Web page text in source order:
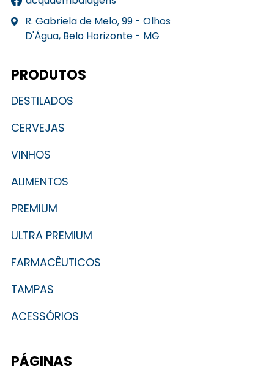
R. Gabriela de Melo, 99 - Olhos
D'Água, Belo Horizonte - MG
PRODUTOS
DESTILADOS
CERVEJAS
VINHOS
ALIMENTOS
PREMIUM
ULTRA PREMIUM
FARMACÊUTICOS
TAMPAS
ACESSÓRIOS
PÁGINAS